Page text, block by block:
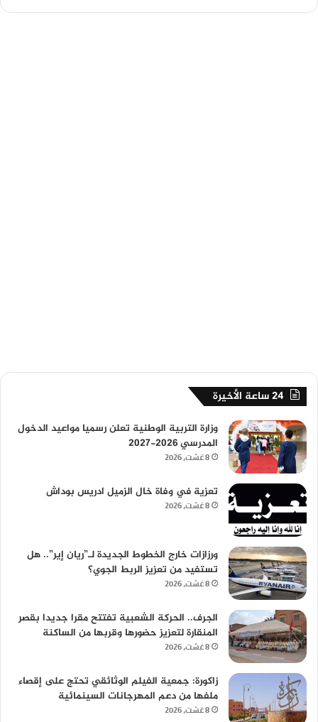
24 ساعة الأخيرة
وزارة التربية الوطنية تعلن رسميا مواعيد الدخول
المدرسي 2026-2027
8 غشت، 2026
تعزية في وفاة خال الزميل ادريس بوداش
8 غشت، 2026
ورزازات خارج الخطوط الجديدة لـ”ريان إير”.. هل
تستفيد من تعزيز الربط الجوي؟
8 غشت، 2026
الجرف.. الحركة الشعبية تفتتح مقرا جديدا بقصر
المنقارة لتعزيز حضورها وقربها من الساكنة
8 غشت، 2026
زاكورة: جمعية الفيلم الوثائقي تحتج على إقصاء
ملفها من دعم المهرجانات السينمائية
8 غشت، 2026